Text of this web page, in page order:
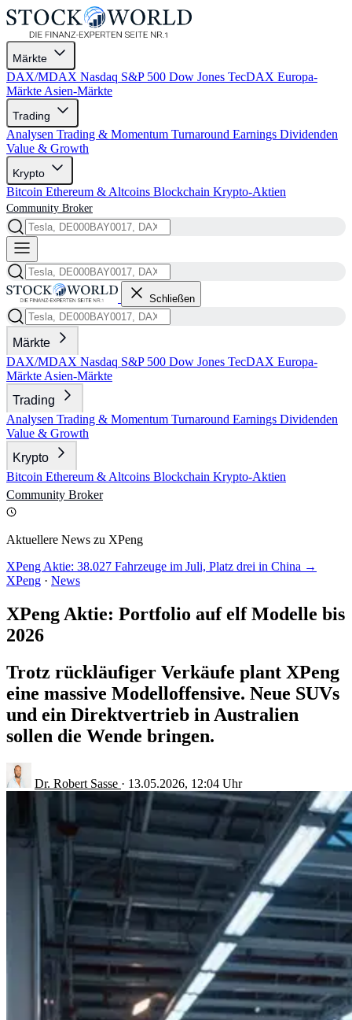
Märkte
DAX/MDAX Nasdaq S&P 500 Dow Jones TecDAX Europa-
Märkte Asien-Märkte
Trading
Analysen Trading & Momentum Turnaround Earnings Dividenden
Value & Growth
Krypto
Bitcoin Ethereum & Altcoins Blockchain Krypto-Aktien
Community Broker
Schließen
Märkte
DAX/MDAX Nasdaq S&P 500 Dow Jones TecDAX Europa-
Märkte Asien-Märkte
Trading
Analysen Trading & Momentum Turnaround Earnings Dividenden
Value & Growth
Krypto
Bitcoin Ethereum & Altcoins Blockchain Krypto-Aktien
Community Broker
Aktuellere News zu XPeng
XPeng Aktie: 38.027 Fahrzeuge im Juli, Platz drei in China →
XPeng · News
XPeng Aktie: Portfolio auf elf Modelle bis
2026
Trotz rückläufiger Verkäufe plant XPeng
eine massive Modelloffensive. Neue SUVs
und ein Direktvertrieb in Australien
sollen die Wende bringen.
Dr. Robert Sasse · 13.05.2026, 12:04 Uhr